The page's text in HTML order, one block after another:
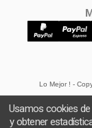
Lo Mejor ! -
Usamos cookies de
y obtener